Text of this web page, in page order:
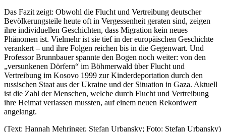
Das Fazit zeigt: Obwohl die Flucht und Vertreibung deutscher
Bevölkerungsteile heute oft in Vergessenheit geraten sind, zeigen
ihre individuellen Geschichten, dass Migration kein neues
Phänomen ist. Vielmehr ist sie tief in der europäischen Geschichte
verankert – und ihre Folgen reichen bis in die Gegenwart. Und
Professor Brunnbauer spannte den Bogen noch weiter: von den
„versunkenen Dörfern“ im Böhmerwald über Flucht und
Vertreibung im Kosovo 1999 zur Kinderdeportation durch den
russischen Staat aus der Ukraine und der Situation in Gaza. Aktuell
ist die Zahl der Menschen, welche durch Flucht und Vertreibung
ihre Heimat verlassen mussten, auf einem neuen Rekordwert
angelangt.
(Text: Hannah Mehringer, Stefan Urbansky; Foto: Stefan Urbansky)